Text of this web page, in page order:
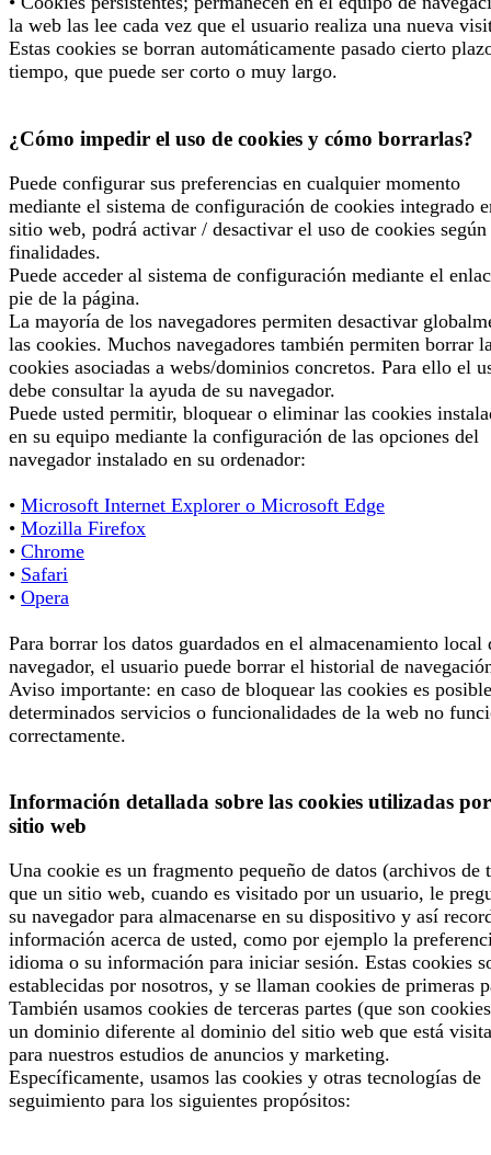
la web las lee cada vez que el usuario realiza una nueva
Estas cookies se borran automáticamente pasado cierto
tiempo, que puede ser corto o muy largo.
¿Cómo impedir el uso de cookies y cómo borrarlas?
Puede configurar sus preferencias en cualquier momento
mediante el sistema de configuración de cookies integrado
sitio web, podrá activar / desactivar el uso de cookies según
finalidades.
Puede acceder al sistema de configuración mediante el
pie de la página.
La mayoría de los navegadores permiten desactivar
las cookies. Muchos navegadores también permiten borrar
cookies asociadas a webs/dominios concretos. Para ello el
debe consultar la ayuda de su navegador.
Puede usted permitir, bloquear o eliminar las cookies
en su equipo mediante la configuración de las opciones del
navegador instalado en su ordenador:
• Microsoft Internet Explorer o Microsoft Edge
• Mozilla Firefox
• Chrome
• Safari
• Opera
Para borrar los datos guardados en el almacenamiento local
navegador, el usuario puede borrar el historial de
Aviso importante: en caso de bloquear las cookies es
determinados servicios o funcionalidades de la web no
correctamente.
Información detallada sobre las cookies utilizadas por
sitio web
Una cookie es un fragmento pequeño de datos (archivos de
que un sitio web, cuando es visitado por un usuario, le
su navegador para almacenarse en su dispositivo y así
información acerca de usted, como por ejemplo la
idioma o su información para iniciar sesión. Estas cookies
establecidas por nosotros, y se llaman cookies de primeras
También usamos cookies de terceras partes (que son
un dominio diferente al dominio del sitio web que está
para nuestros estudios de anuncios y marketing.
Específicamente, usamos las cookies y otras tecnologías de
seguimiento para los siguientes propósitos: